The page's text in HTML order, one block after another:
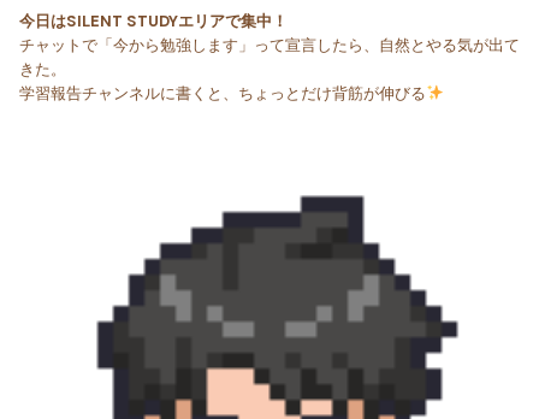
今日はSILENT STUDYエリアで集中！
チャットで「今から勉強します」って宣言したら、自然とやる気が出て
きた。
学習報告チャンネルに書くと、ちょっとだけ背筋が伸びる